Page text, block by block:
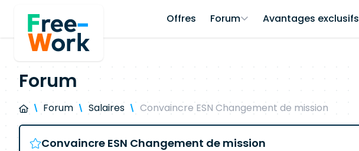
Offres Forum Avantages exclusifs
Forum
Forum Salaires Convaincre ESN Changement de mission
Convaincre ESN Changement de mission